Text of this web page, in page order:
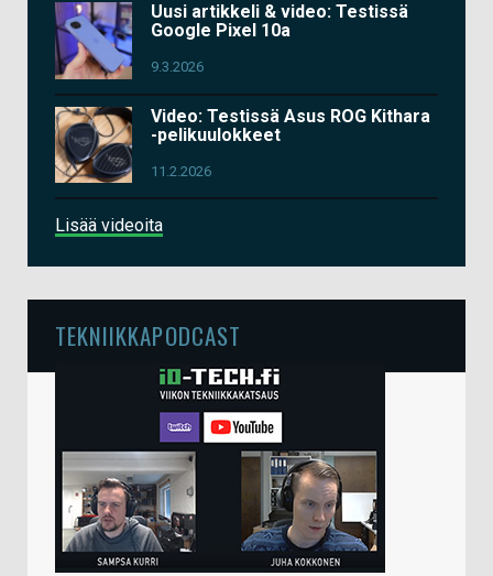
Uusi artikkeli & video: Testissä
Google Pixel 10a
9.3.2026
Video: Testissä Asus ROG Kithara
-pelikuulokkeet
11.2.2026
Lisää videoita
TEKNIIKKAPODCAST